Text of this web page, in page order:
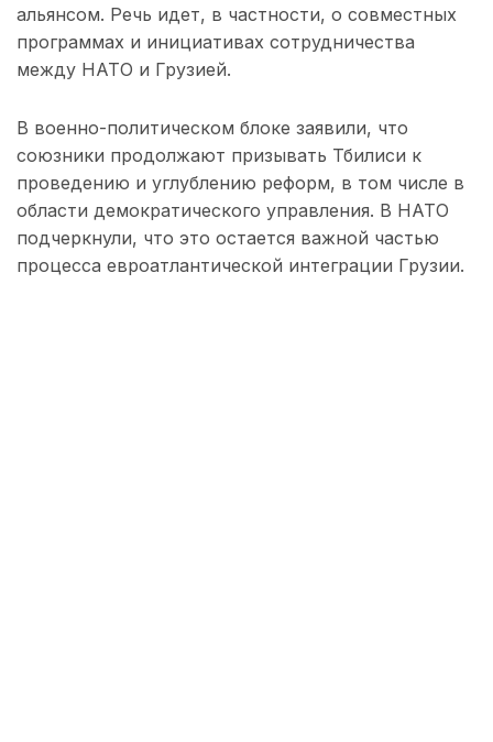
альянсом. Речь идет, в частности, о совместных
программах и инициативах сотрудничества
между НАТО и Грузией.
В военно-политическом блоке заявили, что
союзники продолжают призывать Тбилиси к
проведению и углублению реформ, в том числе в
области демократического управления. В НАТО
подчеркнули, что это остается важной частью
процесса евроатлантической интеграции Грузии.